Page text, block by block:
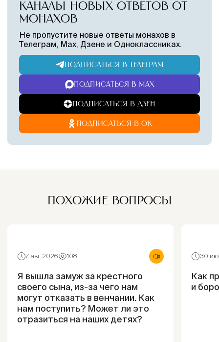
КАНАЛЫ НОВЫХ ОТВЕТОВ ОТ
МОНАХОВ
Не пропустите новые ответы монахов в
Телеграм, Max, Дзене и Одноклассниках.
ПОДПИСАТЬСЯ В ТЕЛЕГРАМ
ПОДПИСАТЬСЯ В MAX
ПОДПИСАТЬСЯ В ДЗЕН
ПОДПИСАТЬСЯ В ОК
ПОХОЖИЕ ВОПРОСЫ
7 авг 2026 108
Я вышла замуж за крестного
своего сына, из-за чего нам
могут отказать в венчании. Как
нам поступить? Может ли это
отразиться на наших детях?
30
Как
и